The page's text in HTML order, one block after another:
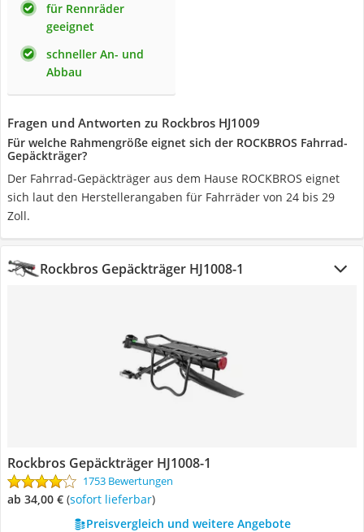
für Rennräder
geeignet
schneller An- und
Abbau
Fragen und Antworten zu Rockbros HJ1009
Für welche Rahmengröße eignet sich der ROCKBROS Fahrrad-
Gepäckträger?
Der Fahrrad-Gepäckträger aus dem Hause ROCKBROS eignet
sich laut den Herstellerangaben für Fahrräder von 24 bis 29
Zoll.
Rockbros Gepäckträger HJ1008-1
Rockbros Gepäckträger HJ1008-1
1753 Bewertungen
ab 34,00 € ( Sofort lieferbar)
Preisvergleich und weitere Angebote